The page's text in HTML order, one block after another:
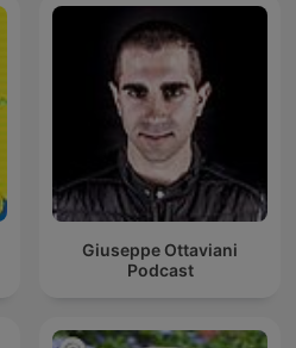
Giuseppe Ottaviani
Podcast